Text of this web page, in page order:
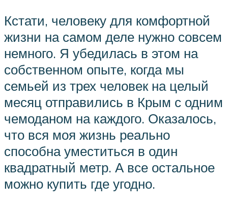
Кстати, человеку для комфортной
жизни на самом деле нужно совсем
немного. Я убедилась в этом на
собственном опыте, когда мы
семьей из трех человек на целый
месяц отправились в Крым с одним
чемоданом на каждого. Оказалось,
что вся моя жизнь реально
способна уместиться в один
квадратный метр. А все остальное
можно купить где угодно.